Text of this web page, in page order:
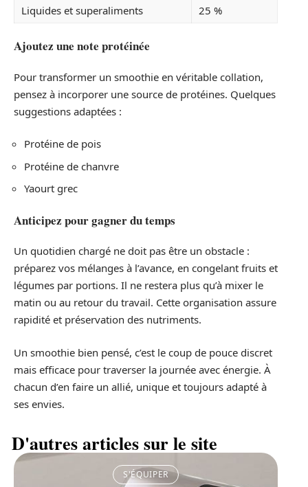
Liquides et superaliments
25 %
Ajoutez une note protéinée
Pour transformer un smoothie en véritable collation,
pensez à incorporer une source de protéines. Quelques
suggestions adaptées :
Protéine de pois
Protéine de chanvre
Yaourt grec
Anticipez pour gagner du temps
Un quotidien chargé ne doit pas être un obstacle :
préparez vos mélanges à l’avance, en congelant fruits et
légumes par portions. Il ne restera plus qu’à mixer le
matin ou au retour du travail. Cette organisation assure
rapidité et préservation des nutriments.
Un smoothie bien pensé, c’est le coup de pouce discret
mais efficace pour traverser la journée avec énergie. À
chacun d’en faire un allié, unique et toujours adapté à
ses envies.
D'autres articles sur le site
S'ÉQUIPER